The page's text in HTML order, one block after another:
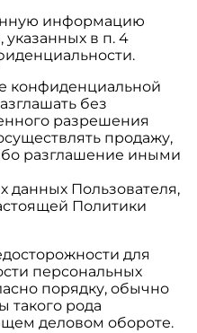
информацию
в п. 4
конфиденциальной
без
разрешения
продажу,
разглашение иными
данных Пользователя,
Политики
для
персональных
порядку, обычно
такого рода
деловом обороте.